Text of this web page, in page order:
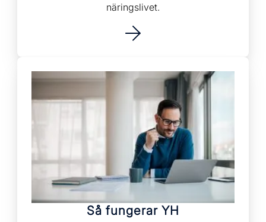
näringslivet.
Så fungerar YH